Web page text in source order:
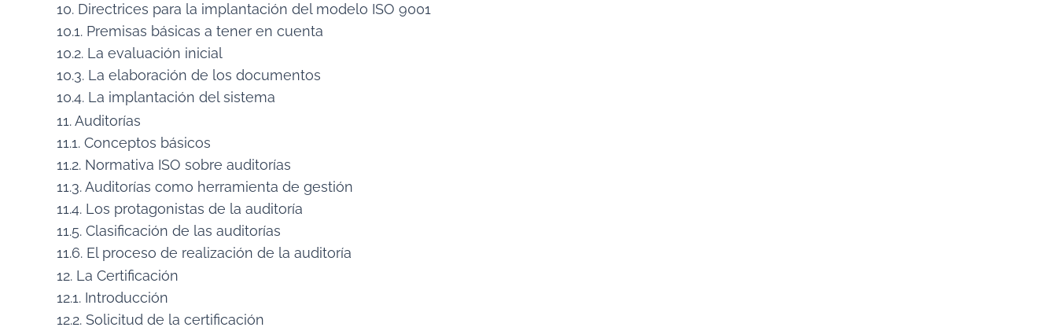
10. Directrices para la implantación del modelo ISO 9001
10.1. Premisas básicas a tener en cuenta
10.2. La evaluación inicial
10.3. La elaboración de los documentos
10.4. La implantación del sistema
11. Auditorías
11.1. Conceptos básicos
11.2. Normativa ISO sobre auditorías
11.3. Auditorías como herramienta de gestión
11.4. Los protagonistas de la auditoría
11.5. Clasificación de las auditorías
11.6. El proceso de realización de la auditoría
12. La Certificación
12.1. Introducción
12.2. Solicitud de la certificación